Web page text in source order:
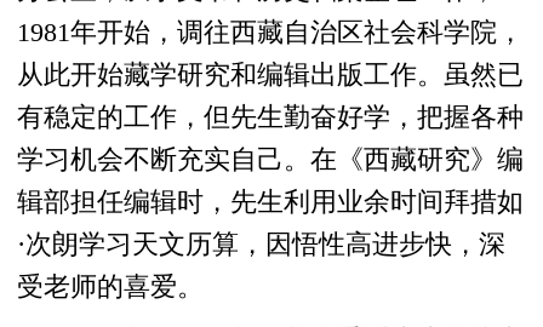
1981年开始，调往西藏自治区社会科学院，
从此开始藏学研究和编辑出版工作。虽然已
有稳定的工作，但先生勤奋好学，把握各种
学习机会不断充实自己。在《西藏研究》编
辑部担任编辑时，先生利用业余时间拜措如
·次朗学习天文历算，因悟性高进步快，深
受老师的喜爱。